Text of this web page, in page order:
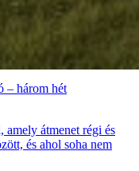
– három hét
átmenet régi és
és ahol soha nem